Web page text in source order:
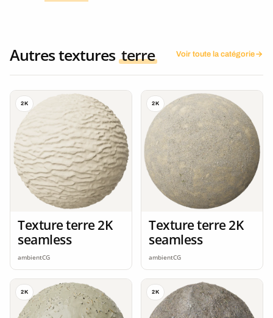
Autres textures terre Voir toute la catégorie
2K
Texture terre 2K
seamless
ambientCG
2K
Texture terre 2K
seamless
ambientCG
2K 2K